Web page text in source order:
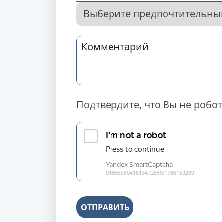
Подтвердите, что Вы не робот
ОТПРАВИТЬ